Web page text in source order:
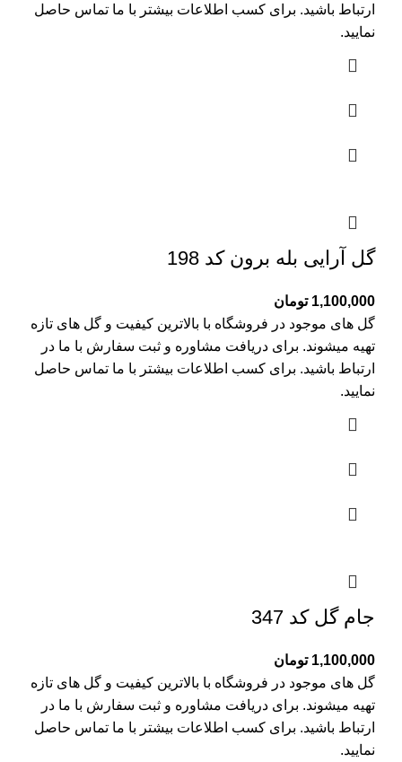
ارتباط باشید. برای کسب اطلاعات بیشتر با ما تماس حاصل
نمایید.
گل آرایی بله برون کد 198
1,100,000 تومان
گل های موجود در فروشگاه با بالاترین کیفیت و گل های تازه
تهیه میشوند. برای دریافت مشاوره و ثبت سفارش با ما در
ارتباط باشید. برای کسب اطلاعات بیشتر با ما تماس حاصل
نمایید.
جام گل کد 347
1,100,000 تومان
گل های موجود در فروشگاه با بالاترین کیفیت و گل های تازه
تهیه میشوند. برای دریافت مشاوره و ثبت سفارش با ما در
ارتباط باشید. برای کسب اطلاعات بیشتر با ما تماس حاصل
نمایید.